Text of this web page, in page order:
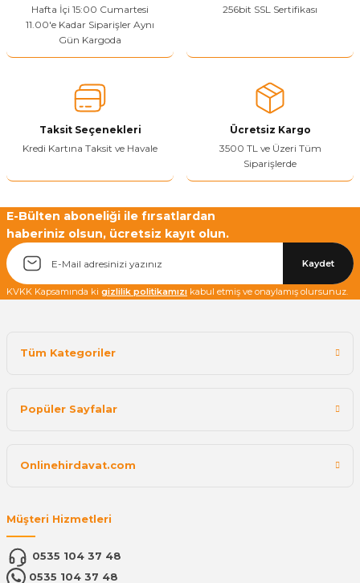
Hafta İçi 15:00 Cumartesi
11.00'e Kadar Siparişler Aynı
Gün Kargoda
256bit SSL Sertifikası
Taksit Seçenekleri
Kredi Kartına Taksit ve Havale
Ücretsiz Kargo
3500 TL ve Üzeri Tüm
Siparişlerde
E-Bülten aboneliği ile fırsatlardan
haberiniz olsun, ücretsiz kayıt olun.
Kaydet
KVKK Kapsamında ki gizlilik politikamızı kabul etmiş ve onaylamış olursunuz.
Tüm Kategoriler
Popüler Sayfalar
Onlinehirdavat.com
Müşteri Hizmetleri
0535 104 37 48
0535 104 37 48